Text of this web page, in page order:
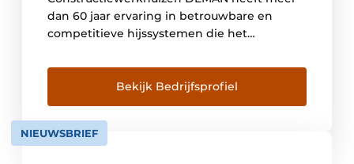
dan 60 jaar ervaring in betrouwbare en
competitieve hijssystemen die het
verhogen. DEMAN legt de lat hoog, altijd en
overal. We kiezen voor kwaliteit van bij de
analyse en het ontwerp, over de productie
tot in de dienst na verkoop. Vandaag zijn […]
Bekijk Bedrijfsprofiel
NIEUWSBRIEF